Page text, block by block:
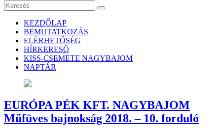
Keresés
KEZDŐLAP
BEMUTATKOZÁS
ELÉRHETŐSÉG
HÍRKERESŐ
KISS-CSEMETE NAGYBAJOM
NAPTÁR
EURÓPA PÉK KFT. NAGYBAJOM
Műfüves bajnokság 2018. – 10. forduló